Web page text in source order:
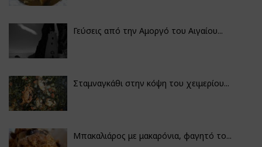
Γεύσεις από την Αμοργό του Αιγαίου...
Σταμναγκάθι στην κόψη του χειμερίου...
Μπακαλιάρος με μακαρόνια, φαγητό το...